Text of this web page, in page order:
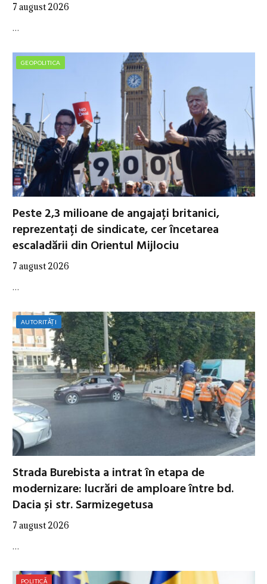
7 august 2026
…
GEOPOLITICA
Peste 2,3 milioane de angajați britanici,
reprezentați de sindicate, cer încetarea
escaladării din Orientul Mijlociu
7 august 2026
…
AUTORITĂȚI
Strada Burebista a intrat în etapa de
modernizare: lucrări de amploare între bd.
Dacia și str. Sarmizegetusa
7 august 2026
…
POLITICĂ